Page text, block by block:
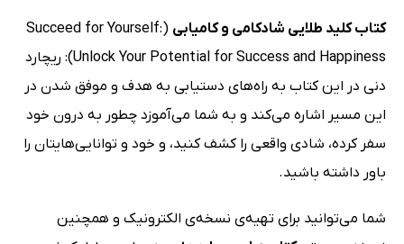
کتاب کلید طلایی شادکامی و کامیابی
(Succeed for Yourself:
Unlock Your Potential for Success and Happiness): ریچارد
دنی در این کتاب به راه‌های دستیابی به هدف و موفق شدن در
این مسیر اشاره می‌کند و به شما می‌آموزد چطور به درون خود
سفر کرده، شادی واقعی را کشف کنید، و خود و توانایی‌هایتان را
باور داشته باشید.
شما می‌توانید برای تهیه‌ی نسخه‌ی الکترونیک و همچنین